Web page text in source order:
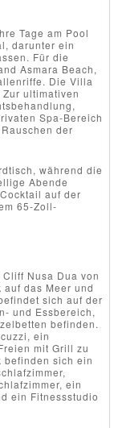
Tage am Pool
darunter ein
Für die
Asmara Beach,
Die Villa
ultimativen
Spa-Bereich
der
während die
Abende
auf der
65-Zoll-
Nusa Dua von
das Meer und
sich auf der
und Essbereich,
befinden.
ein
mit Grill zu
befinden sich ein
ein
ein Fitnessstudio